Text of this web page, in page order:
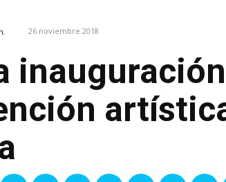
26 noviembre 2018